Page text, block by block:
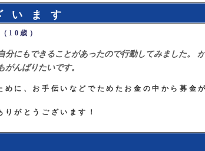
います
10歳）
分にもできることがあったので行動してみました。
んばりたいです。
に、お手伝いなどでためたお金の中から募金
がとうございます！